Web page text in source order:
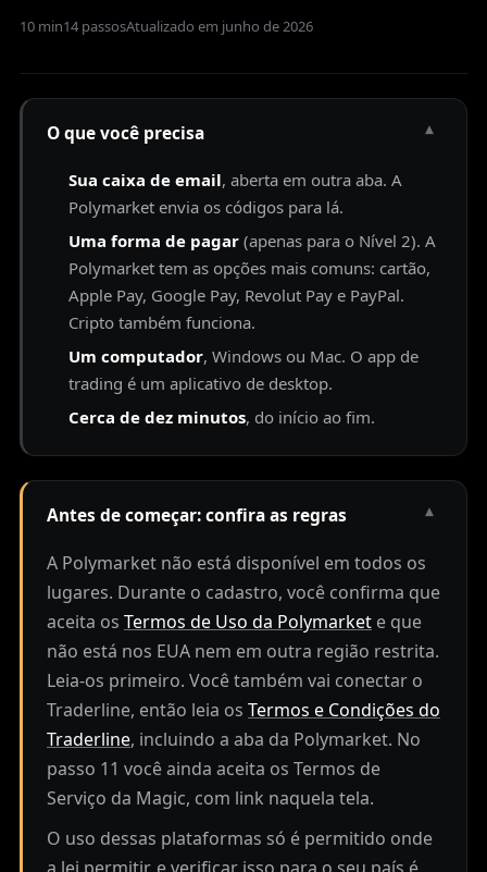
10 min14 passosAtualizado em junho de 2026
O que você precisa ▾
Sua caixa de email, aberta em outra aba. A
Polymarket envia os códigos para lá.
Uma forma de pagar (apenas para o Nível 2). A
Polymarket tem as opções mais comuns: cartão,
Apple Pay, Google Pay, Revolut Pay e PayPal.
Cripto também funciona.
Um computador, Windows ou Mac. O app de
trading é um aplicativo de desktop.
Cerca de dez minutos, do início ao fim.
Antes de começar: confira as regras ▾
A Polymarket não está disponível em todos os
lugares. Durante o cadastro, você confirma que
aceita os Termos de Uso da Polymarket e que
não está nos EUA nem em outra região restrita.
Leia-os primeiro. Você também vai conectar o
Traderline, então leia os Termos e Condições do
Traderline, incluindo a aba da Polymarket. No
passo 11 você ainda aceita os Termos de
Serviço da Magic, com link naquela tela.
O uso dessas plataformas só é permitido onde